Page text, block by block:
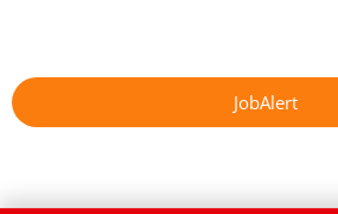
JobAlert